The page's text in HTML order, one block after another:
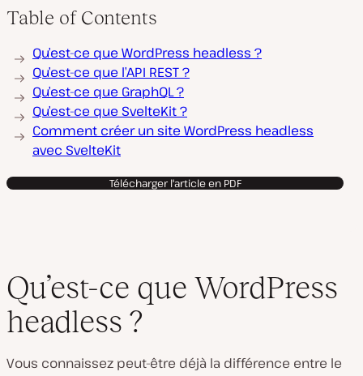
Table of Contents
Qu’est-ce que WordPress headless ?
Qu’est-ce que l’API REST ?
Qu’est-ce que GraphQL ?
Qu’est-ce que SvelteKit ?
Comment créer un site WordPress headless
avec SvelteKit
Télécharger l'article en PDF
Qu’est-ce que WordPress
headless ?
Vous connaissez peut-être déjà la différence entre le